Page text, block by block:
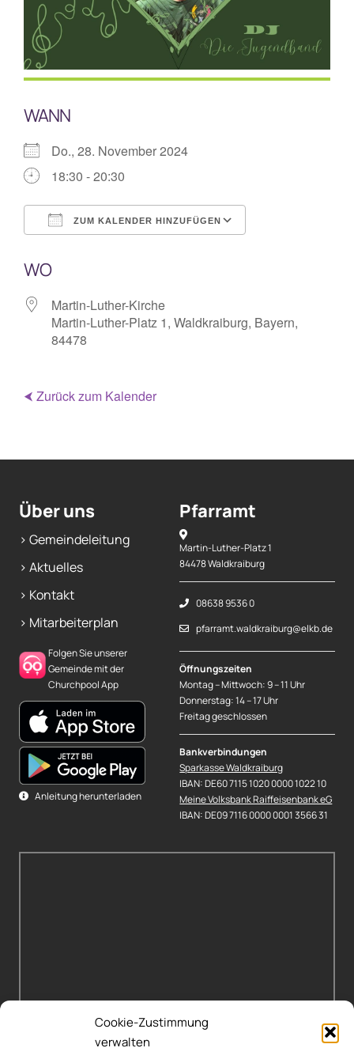
Cookie-Zustimmung
verwalten
Mitarbeiterplan
Kontakt
WANN
Do., 28. November 2024
18:30 - 20:30
ZUM KALENDER HINZUFÜGEN
WO
Martin-Luther-Kirche
Martin-Luther-Platz 1, Waldkraiburg, Bayern,
84478
⮜ Zurück zum Kalender
Über uns
> Gemeindeleitung
> Aktuelles
> Kontakt
> Mitarbeiterplan
Folgen Sie unserer
Gemeinde mit der
Churchpool App
Anleitung herunterladen
Pfarramt
Martin-Luther-Platz 1
84478 Waldkraiburg
08638 9536 0
pfarramt.waldkraiburg@elkb.de
Öffnungszeiten
Montag – Mittwoch: 9 – 11 Uhr
Donnerstag: 14 – 17 Uhr
Freitag geschlossen
Bankverbindungen
Sparkasse Waldkraiburg
IBAN: DE60 7115 1020 0000 1022 10
Meine Volksbank Raiffeisenbank eG
IBAN: DE09 7116 0000 0001 3566 31